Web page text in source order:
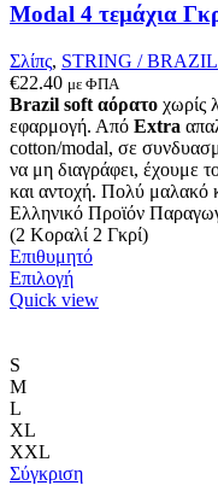
στη
σελίδα
προϊόντος
Modal 4 τεμάχια
Σλίπς, STRING / BRAZIL
€22.40 με ΦΠΑ
Brazil soft αόρατο χωρίς
εφαρμογή. Από Extra
cotton/modal, σε
να μη διαγράφει, έχουμε
και αντοχή. Πολύ μαλακό
Ελληνικό Προϊόν
(2 Κοραλί 2 Γκρί)
Επιθυμητό
ΕπιλογήΑυτό
το
να
Quick view
S
M
L
XL
XXL
Σύγκριση